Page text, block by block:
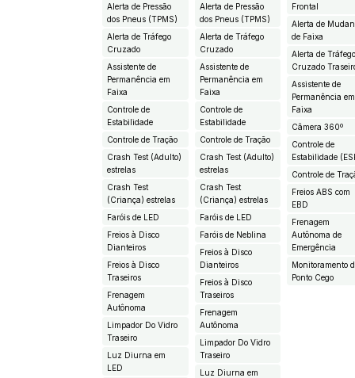
Alerta de Pressão
dos Pneus (TPMS)
Alerta de Tráfego
Cruzado
Assistente de
Permanência em
Faixa
Controle de
Estabilidade
Controle de Tração
Crash Test (Adulto)
estrelas
Crash Test
(Criança) estrelas
Faróis de LED
Freios à Disco
Dianteiros
Freios à Disco
Traseiros
Frenagem
Autônoma
Limpador Do Vidro
Traseiro
Luz Diurna em
LED
Alerta de Pressão
dos Pneus (TPMS)
Alerta de Tráfego
Cruzado
Assistente de
Permanência em
Faixa
Controle de
Estabilidade
Controle de Tração
Crash Test (Adulto)
estrelas
Crash Test
(Criança) estrelas
Faróis de LED
Faróis de Neblina
Freios à Disco
Dianteiros
Freios à Disco
Traseiros
Frenagem
Autônoma
Limpador Do Vidro
Traseiro
Luz Diurna em
Frontal
Alerta de
de Faixa
Alerta de
Cruzado
Assistente de
Permanência em
Faixa
Câmera 360º
Controle de
Estabilidade
Controle de
Freios ABS com
EBD
Frenagem
Autônoma de
Emergência
Monitoramento
Ponto Cego